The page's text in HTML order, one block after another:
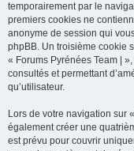
temporairement par le
premiers cookies ne
anonyme de session qui
phpBB. Un troisième cookie
« Forums Pyrénées Team |
consultés et permettant
qu’utilisateur.
Lors de votre navigation sur
également créer une
est prévu pour couvrir